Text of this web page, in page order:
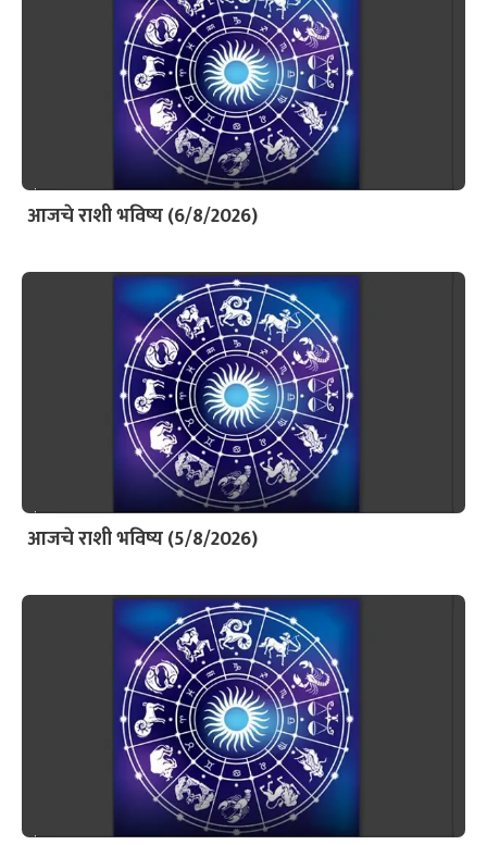
आजचे राशी भविष्य (6/8/2026)
आजचे राशी भविष्य (5/8/2026)